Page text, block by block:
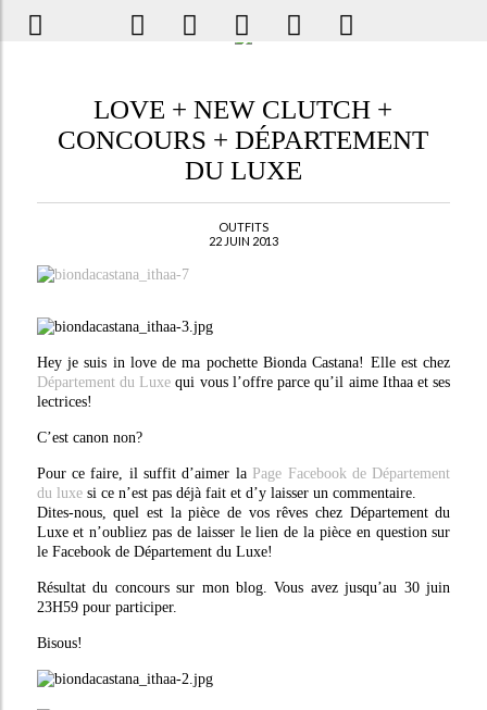
LOVE + NEW CLUTCH +
CONCOURS + DÉPARTEMENT
DU LUXE
OUTFITS
22 JUIN 2013
Hey je suis in love de ma pochette Bionda Castana! Elle est chez
Département du Luxe qui vous l’offre parce qu’il aime Ithaa et ses
lectrices!
C’est canon non?
Pour ce faire, il suffit d’aimer la Page Facebook de Département
du luxesi ce n’est pas déjà fait et d’y laisser un commentaire.
Dites-nous, quel est la pièce de vos rêves chez Département du
Luxe et n’oubliez pas de laisser le lien de la pièce en question sur
le Facebook de Département du Luxe!
Résultat du concours sur mon blog. Vous avez jusqu’au 30 juin
23H59 pour participer.
Bisous!